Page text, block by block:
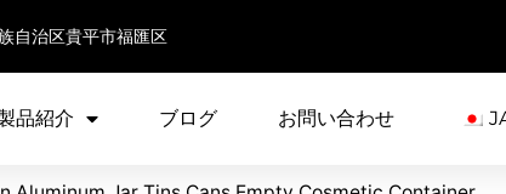
自治区貴平市福匯区
品紹介 ブログ お問い合わせ